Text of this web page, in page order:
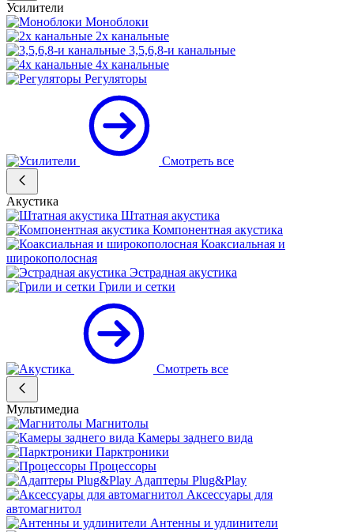
Усилители
Моноблоки
2х канальные
3,5,6,8-и канальные
4х канальные
Регуляторы
Смотреть все
Акустика
Штатная акустика
Компонентная акустика
Коаксиальная и
широкополосная
Эстрадная акустика
Грили и сетки
Смотреть все
Мультимедиа
Магнитолы
Камеры заднего вида
Парктроники
Процессоры
Адаптеры Plug&Play
Аксессуары для
автомагнитол
Антенны и удлинители